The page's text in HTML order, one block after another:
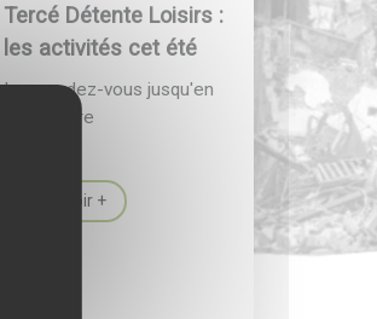
Tercé Détente Loisirs :
les activités cet été
Les rendez-vous jusqu'en
septembre
En savoir +